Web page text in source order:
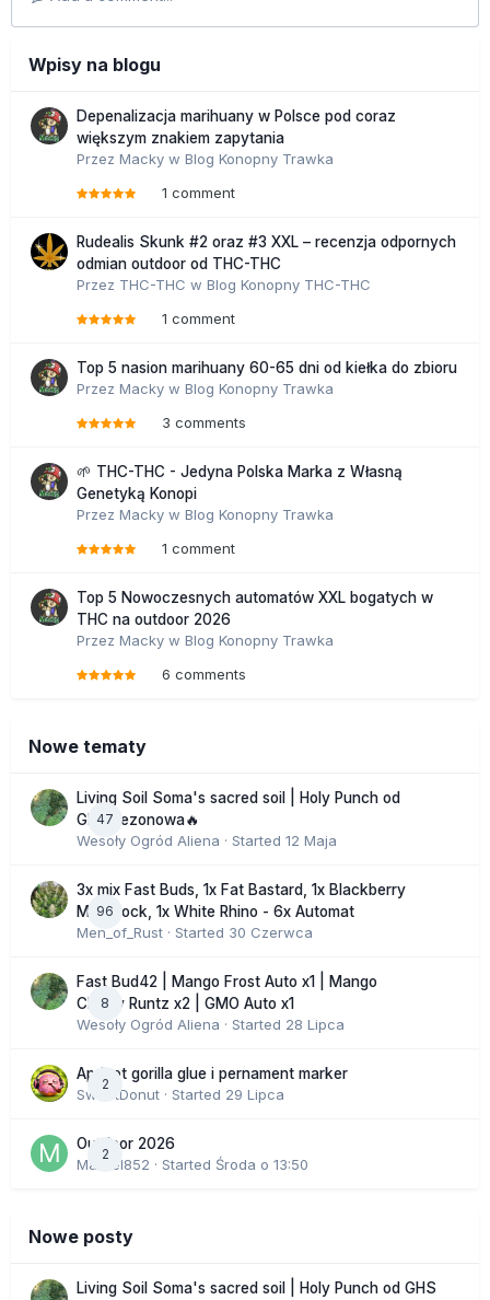
Wpisy na blogu
Depenalizacja marihuany w Polsce pod coraz
większym znakiem zapytania
Przez Macky w Blog Konopny Trawka
1 comment
Rudealis Skunk #2 oraz #3 XXL – recenzja odpornych
odmian outdoor od THC-THC
Przez THC-THC w Blog Konopny THC-THC
1 comment
Top 5 nasion marihuany 60-65 dni od kiełka do zbioru
Przez Macky w Blog Konopny Trawka
3 comments
🌱 THC-THC - Jedyna Polska Marka z Własną
Genetyką Konopi
Przez Macky w Blog Konopny Trawka
1 comment
Top 5 Nowoczesnych automatów XXL bogatych w
THC na outdoor 2026
Przez Macky w Blog Konopny Trawka
6 comments
Nowe tematy
47
Living Soil Soma's sacred soil | Holy Punch od
GHS sezonowa🔥
Wesoły Ogród Aliena · Started 12 Maja
96
3x mix Fast Buds, 1x Fat Bastard, 1x Blackberry
Moonrock, 1x White Rhino - 6x Automat
Men_of_Rust · Started 30 Czerwca
8
Fast Bud42 | Mango Frost Auto x1 | Mango
Cherry Runtz x2 | GMO Auto x1
Wesoły Ogród Aliena · Started 28 Lipca
2
Apricot gorilla glue i pernament marker
SweetDonut · Started 29 Lipca
2
Outdoor 2026
Marcel852 · Started Środa o 13:50
Nowe posty
Living Soil Soma's sacred soil | Holy Punch od GHS